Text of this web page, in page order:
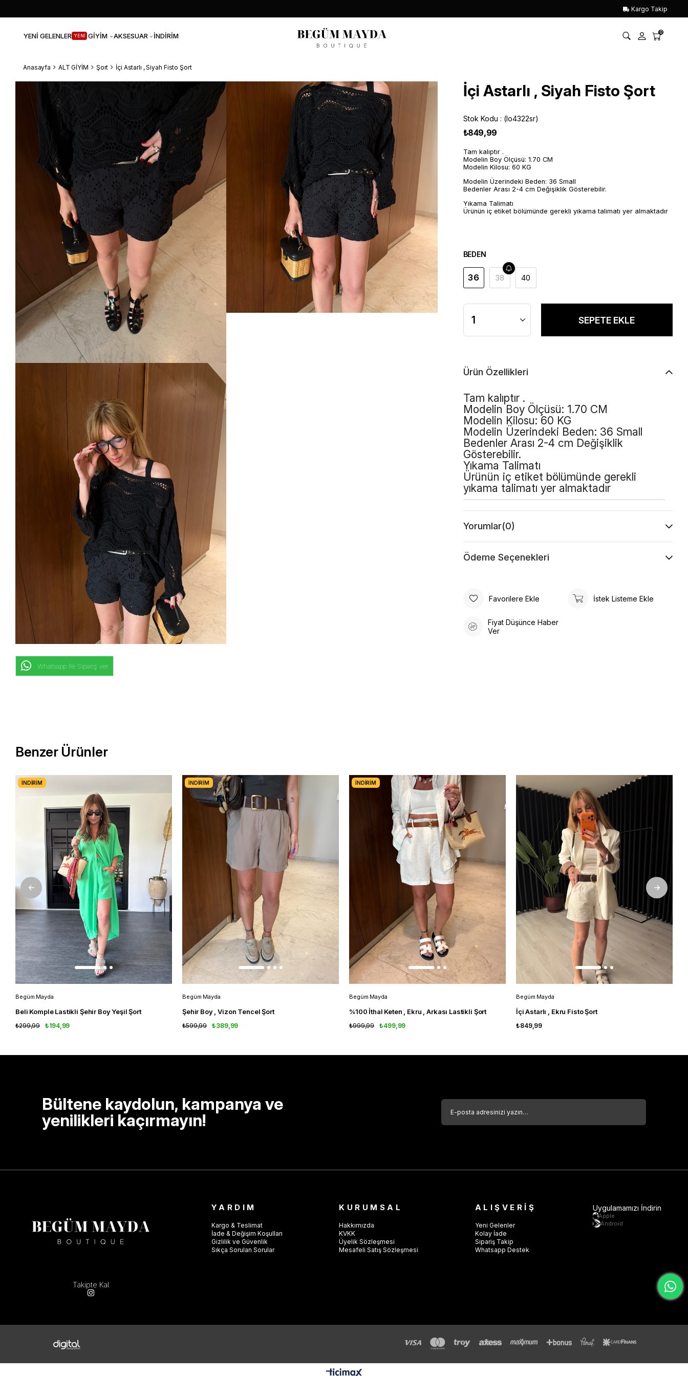
Kargo Takip
YENİ GELENLER YENİ GİYİM AKSESUAR İNDİRİM 0
Anasayfa ALT GİYİM Şort İçi Astarlı , Siyah Fisto Şort
Whatsapp İle Sipariş ver
İçi Astarlı , Siyah Fisto Şort
Stok Kodu (lo4322sr)
₺849,99
Tam kalıptır .
Modelin Boy Ölçüsü: 1.70 CM
Modelin Kilosu: 60 KG
Modelin Üzerindeki Beden: 36 Small
Bedenler Arası 2-4 cm Değişiklik Gösterebilir.
Yıkama Talimatı
Ürünün iç etiket bölümünde gerekli yıkama talimatı yer almaktadır
BEDEN
36 38 40
Ürün Özellikleri
Tam kalıptır .
Modelin Boy Ölçüsü: 1.70 CM
Modelin Kilosu: 60 KG
Modelin Üzerindeki Beden: 36 Small
Bedenler Arası 2-4 cm Değişiklik
Gösterebilir.
Yıkama Talimatı
Ürünün iç etiket bölümünde gerekli
yıkama talimatı yer almaktadır
Yorumlar(0)
Ödeme Seçenekleri
Favorilere Ekle İstek Listeme Ekle
Fiyat Düşünce Haber
Ver
Benzer Ürünler
Begüm Mayda
Beli Komple Lastikli Şehir Boy Yeşil Şort
₺194,99
₺299,99
İNDIRIM
Begüm Mayda
Şehir Boy , Vizon Tencel Şort
₺389,99
₺599,99
İNDIRIM
Begüm Mayda
%100 İthal Keten , Ekru , Arkası Lastikli Şort
₺499,99
₺999,99
İNDIRIM
Begüm Mayda
İçi Astarlı , Ekru Fisto Şort
₺849,99
Bültene kaydolun, kampanya ve
yenilikleri kaçırmayın!
Takipte Kal
YARDIM
Kargo & Teslimat
İade & Değişim Koşulları
Gizlilik ve Güvenlik
Sıkça Sorulan Sorular
KURUMSAL
Hakkımızda
KVKK
Üyelik Sözleşmesi
Mesafeli Satış Sözleşmesi
ALIŞVERİŞ
Yeni Gelenler
Kolay İade
Sipariş Takip
Whatsapp Destek
Uygulamamızı İndirin
Apple
Android